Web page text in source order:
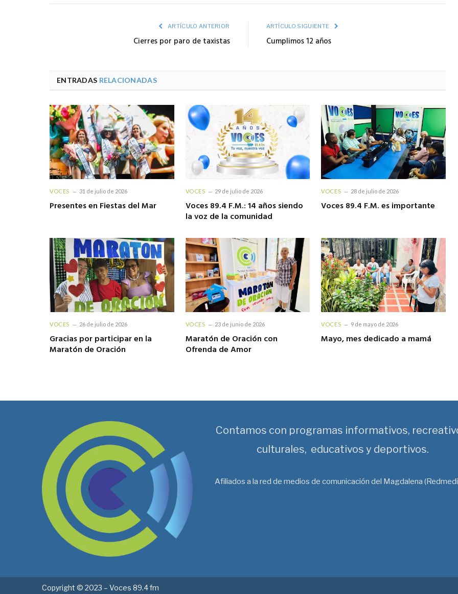
ARTÍCULO ANTERIOR
Cierres por paro de taxistas
ARTÍCULO SIGUIENTE
Cumplimos 12 años
ENTRADAS RELACIONADAS
VOCES 31 de julio de 2026
Presentes en Fiestas del Mar
VOCES 29 de julio de 2026
Voces 89.4 F.M.: 14 años siendo
la voz de la comunidad
VOCES 28 de julio de 2026
Voces 89.4 F.M. es importante
VOCES 26 de julio de 2026
Gracias por participar en la
Maratón de Oración
VOCES 23 de junio de 2026
Maratón de Oración con
Ofrenda de Amor
VOCES 9 de mayo de 2026
Mayo, mes dedicado a mamá
Contamos con programas informativos,
culturales, educativos y deportivos.
Afiliados a la red de medios de comunicación del Magdalena
Copyright © 2023 – Voces 89.4 fm